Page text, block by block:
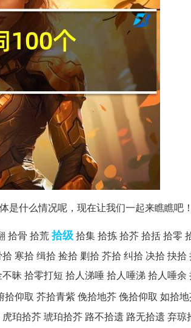
是什么情况呢，现在让我们一起来瞧瞧吧！
拾骨 拾荒拾级拾集 拾拣 拾芥 拾括 拾零
寒拾 缉拾 捡拾 剿拾 芥拾 纠拾 决拾 抉
昧 拾零打短 拾人涕唾 拾人唾涕 拾人唾
拾仰取 芥拾青紫 俛拾地芥 俛拾仰取 如拾
珀拾芥 琥珀拾芥 路不拾遗 路无拾遗 弃